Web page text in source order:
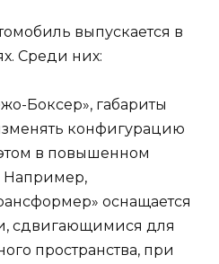
выпускается в
Среди них:
Боксер», габариты
конфигурацию
в повышенном
Например,
оснащается
сдвигающимися для
пространства, при